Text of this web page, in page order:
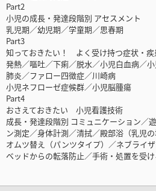
Part2
小児の成長・発達段階別 アセスメント
乳児期／幼児期／学童期／思春期
Part3
知っておきたい！ よく受け持つ症状・疾
発熱／嘔吐／下痢／脱水／小児白血病／
肺炎／ファロー四徴症／川崎病
小児ネフローゼ症候群／小児脳腫瘍
Part4
おさえておきたい 小児看護技術
成長・発達段階別 コミュニケーション／
ン測定／身体計測／清拭／殿部浴（乳児
オムツ替え（パンツタイプ）／ネブライ
ベッドからの転落防止／手術・処置を受